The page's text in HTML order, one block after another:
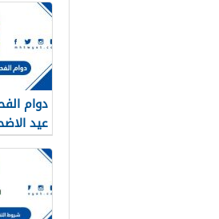
دوام
عيد الاضحى